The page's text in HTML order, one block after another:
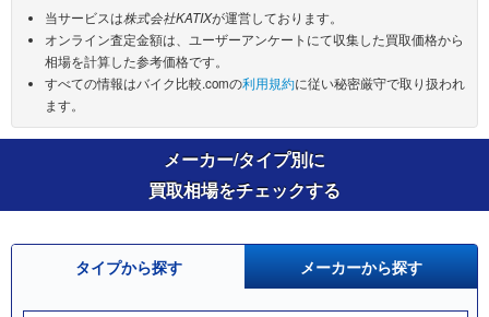
当サービスは株式会社KATIXが運営しております。
オンライン査定金額は、ユーザーアンケートにて収集した買取価格から
相場を計算した参考価格です。
すべての情報はバイク比較.comの利用規約に従い秘密厳守で取り扱われ
ます。
メーカー/タイプ別に
買取相場をチェックする
タイプから探す メーカーから探す